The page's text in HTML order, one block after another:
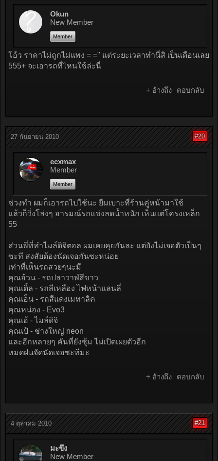
Okun
New Member
Member
โอ้ว ราคาไม่ถูกไม่แพง = =" แต่ระยะเวลาทำนี่สิ เป็นเดือนเลย
555+ จะเอารถที่ไหนใช้ล่ะนี่
+ อ้างถึง ตอบกลับ
27 กันยายน 2010 #20
ecxmax
Member
Member
ช่วงทำ ผมก็เอารถไปใช้นะ ยืมเบาะที่ร้านคู่หน้ามาใช้
แล้วก็วิ่งโล่งๆ อารมณ์รถแข่งลดน้ำหนัก เห็นแต่โครงเหล็ก
55
ส่วนพี่ที่ทำไมล์ดิจิตอล ผมเคยคุยกันละ แต่ยังไม่เจอตัวเป็นๆ
ซะที สงสัยต้องนัดเจอกันซะหน่อย
เท่าที่เห็นรถสวยๆนะมี
คุณอ้วน - รถปลาวาฬสีขาว
คุณเติ้ล - รถสีเหลือง ไฟหน้าแลนลี่
คุณเอ็น - รถสีแดงเมทาลิค
คุณหน่อง - Evo3
คุณเอ้ - ไมล์ดิจิ
คุณเป้ - ช่างใหญ่ neon
และอีกหลายๆ คันที่ยังซุ้ม ไม่เปิดเผยตัวอีก
หมดฝนจัดนัดเจอซะทีมะ
+ อ้างถึง ตอบกลับ
4 ตุลาคม 2010 #21
มะขึ่ง
New Member